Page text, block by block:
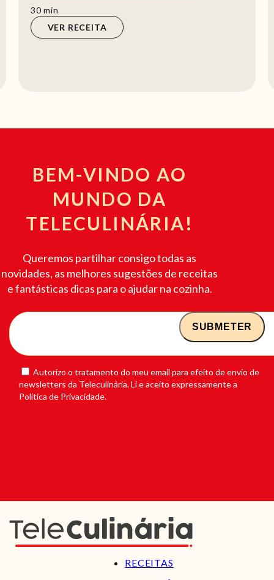
Telecul...
30min
min
VER RECEITA
BEM-VINDO AO
MUNDO DA
TELECULINÁRIA!
Queremos partilhar consigo todas as
novidades, as melhores sugestões de receitas
e fantásticas dicas para o ajudar na cozinha.
Autorizo o tratamento do meu email para efeito de envio de
newsletters da Teleculinária. Li e aceito expressamente a
Política de Privacidade.
RECEITAS